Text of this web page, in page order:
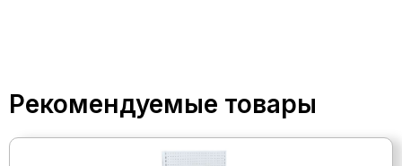
Рекомендуемые товары